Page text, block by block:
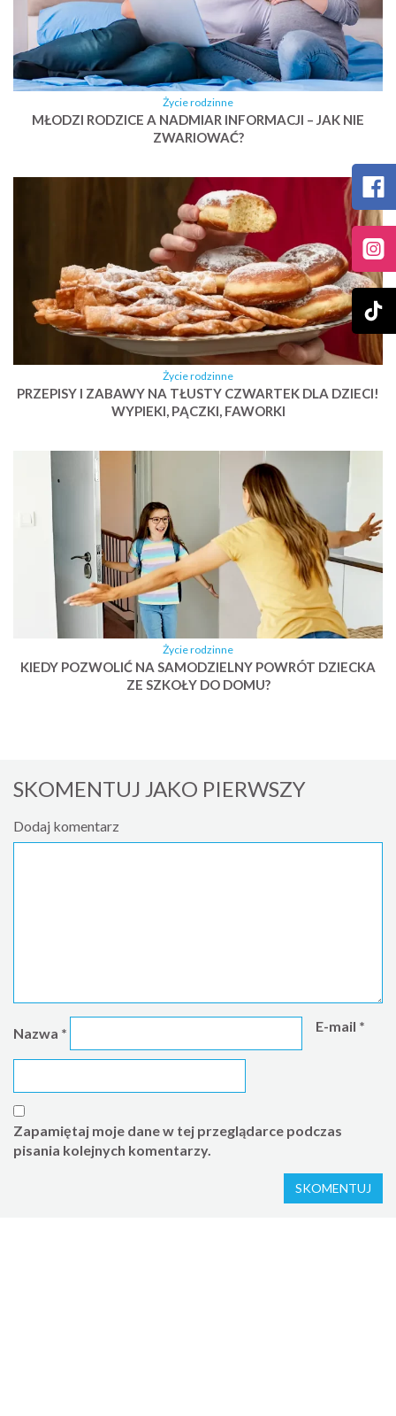
Życie rodzinne
MŁODZI RODZICE A NADMIAR INFORMACJI – JAK NIE
ZWARIOWAĆ?
Życie rodzinne
PRZEPISY I ZABAWY NA TŁUSTY CZWARTEK DLA DZIECI!
WYPIEKI, PĄCZKI, FAWORKI
Życie rodzinne
KIEDY POZWOLIĆ NA SAMODZIELNY POWRÓT DZIECKA
ZE SZKOŁY DO DOMU?
SKOMENTUJ JAKO PIERWSZY
Dodaj komentarz
Nazwa * E-mail *
Zapamiętaj moje dane w tej przeglądarce podczas
pisania kolejnych komentarzy.